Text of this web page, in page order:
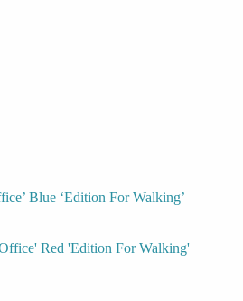
Blue ‘Edition For Walking’